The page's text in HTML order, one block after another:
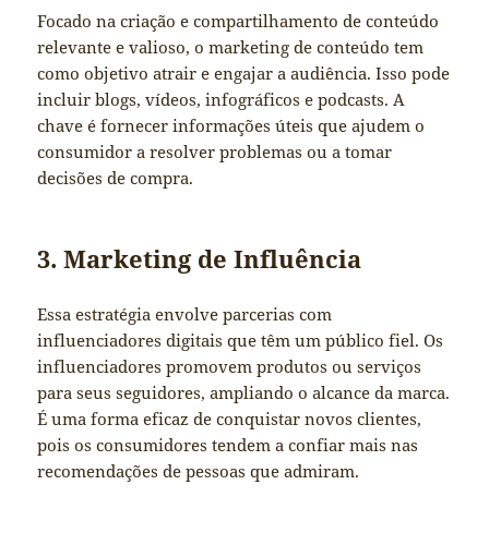
Focado na criação e compartilhamento de conteúdo
relevante e valioso, o marketing de conteúdo tem
como objetivo atrair e engajar a audiência. Isso pode
incluir blogs, vídeos, infográficos e podcasts. A
chave é fornecer informações úteis que ajudem o
consumidor a resolver problemas ou a tomar
decisões de compra.
3. Marketing de Influência
Essa estratégia envolve parcerias com
influenciadores digitais que têm um público fiel. Os
influenciadores promovem produtos ou serviços
para seus seguidores, ampliando o alcance da marca.
É uma forma eficaz de conquistar novos clientes,
pois os consumidores tendem a confiar mais nas
recomendações de pessoas que admiram.